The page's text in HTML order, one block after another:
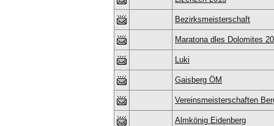
Bezirksmeisterschaft
Maratona dles Dolomites
Luki
Gaisberg ÖM
Vereinsmeisterschaften
Almkönig Eidenberg